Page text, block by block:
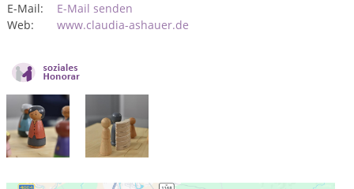
E-Mail:
E-Mail senden
Web:
www.claudia-ashauer.de